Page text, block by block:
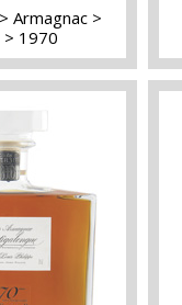
Armagnac
1970